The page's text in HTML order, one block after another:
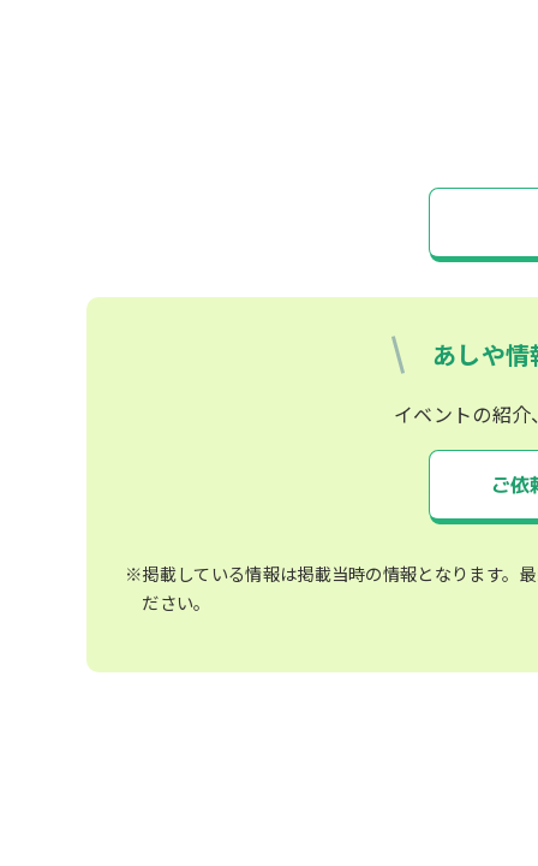
あしや情
イベントの紹介
ご依
※掲載している情報は掲載当時の情報となります。
ださい。